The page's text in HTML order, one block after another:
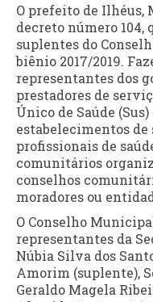
O prefeito de Ilhéus,
decreto número 104,
suplentes do
biênio 2017/2019.
representantes dos
prestadores de
Único de Saúde
estabelecimentos
profissionais de
comunitários
conselhos
moradores ou
O Conselho
representantes da
Núbia Silva dos
Amorim (suplente),
Geraldo Magela